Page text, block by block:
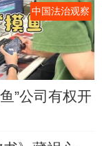
中国法治观察
鱼”公司有权开